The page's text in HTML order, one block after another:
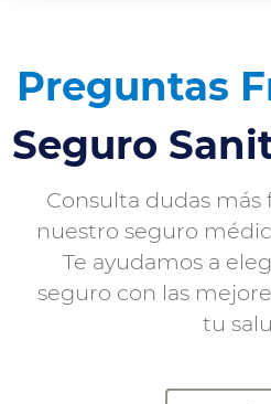
Preguntas
Seguro
Consulta dudas
nuestro seguro
Te ayudamos a
seguro con las
tu